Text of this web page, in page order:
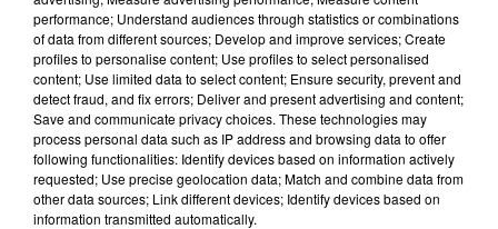
15 juin 2026 - 4 min 10 sec
L'INFO DU GARD DU 15/06/26 À 07H00
Ecoutez sur Totem l'information en Lozère et sur
le bassin d'Alès avec les reportages de nos
journalistes sur le terrain.
performance; Understand audiences through statistics or combinations
of data from different sources; Develop and improve services; Create
profiles to personalise content; Use profiles to select personalised
content; Use limited data to select content; Ensure security, prevent and
detect fraud, and fix errors; Deliver and present advertising and content;
Save and communicate privacy choices. These technologies may
process personal data such as IP address and browsing data to offer
following functionalities: Identify devices based on information actively
requested; Use precise geolocation data; Match and combine data from
other data sources; Link different devices; Identify devices based on
information transmitted automatically.